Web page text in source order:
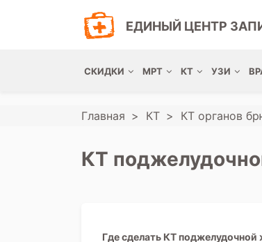
ЕДИНЫЙ ЦЕНТР
СКИДКИ МРТ КТ УЗИ
Главная КТ КТ органов
КТ
Где сделать КТ поджелудочной